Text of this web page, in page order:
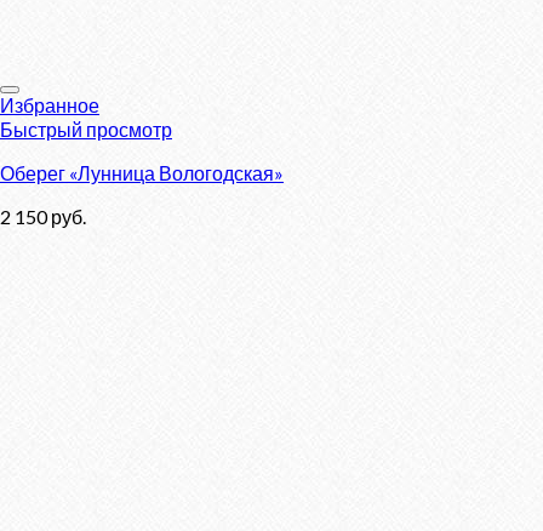
Избранное
Быстрый просмотр
Оберег «Лунница Вологодская»
2 150руб.